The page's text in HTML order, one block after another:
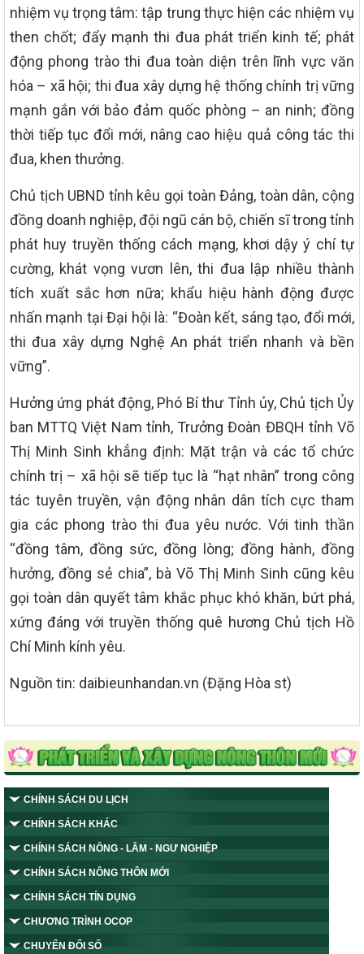
nhiệm vụ trọng tâm: tập trung thực hiện các nhiệm vụ
then chốt; đẩy mạnh thi đua phát triển kinh tế; phát
động phong trào thi đua toàn diện trên lĩnh vực văn
hóa – xã hội; thi đua xây dựng hệ thống chính trị vững
mạnh gắn với bảo đảm quốc phòng – an ninh; đồng
thời tiếp tục đổi mới, nâng cao hiệu quả công tác thi
đua, khen thưởng.
Chủ tịch UBND tỉnh kêu gọi toàn Đảng, toàn dân, cộng
đồng doanh nghiệp, đội ngũ cán bộ, chiến sĩ trong tỉnh
phát huy truyền thống cách mạng, khơi dậy ý chí tự
cường, khát vọng vươn lên, thi đua lập nhiều thành
tích xuất sắc hơn nữa; khẩu hiệu hành động được
nhấn mạnh tại Đại hội là: “Đoàn kết, sáng tạo, đổi mới,
thi đua xây dựng Nghệ An phát triển nhanh và bền
vững”.
Hưởng ứng phát động, Phó Bí thư Tỉnh ủy, Chủ tịch Ủy
ban MTTQ Việt Nam tỉnh, Trưởng Đoàn ĐBQH tỉnh Võ
Thị Minh Sinh khẳng định: Mặt trận và các tổ chức
chính trị – xã hội sẽ tiếp tục là “hạt nhân” trong công
tác tuyên truyền, vận động nhân dân tích cực tham
gia các phong trào thi đua yêu nước. Với tinh thần
“đồng tâm, đồng sức, đồng lòng; đồng hành, đồng
hưởng, đồng sẻ chia”, bà Võ Thị Minh Sinh cũng kêu
gọi toàn dân quyết tâm khắc phục khó khăn, bứt phá,
xứng đáng với truyền thống quê hương Chủ tịch Hồ
Chí Minh kính yêu.
Nguồn tin: daibieunhandan.vn (Đặng Hòa st)
CHÍNH SÁCH DU LỊCH
CHÍNH SÁCH KHÁC
CHÍNH SÁCH NÔNG - LÂM - NGƯ NGHIỆP
CHÍNH SÁCH NÔNG THÔN MỚI
CHÍNH SÁCH TÍN DỤNG
CHƯƠNG TRÌNH OCOP
CHUYỂN ĐỔI SỐ